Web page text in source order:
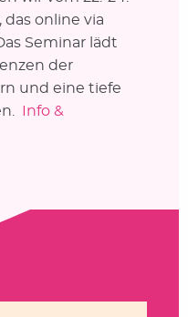
das online via
Seminar lädt
der
und eine tiefe
Info &